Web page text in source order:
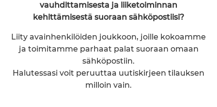
vauhdittamisesta ja liiketoiminnan
kehittämisestä suoraan sähköpostiisi?
Liity avainhenkilöiden joukkoon, joille kokoamme
ja toimitamme parhaat palat suoraan omaan
sähköpostiin.
Halutessasi voit peruuttaa uutiskirjeen tilauksen
milloin vain.